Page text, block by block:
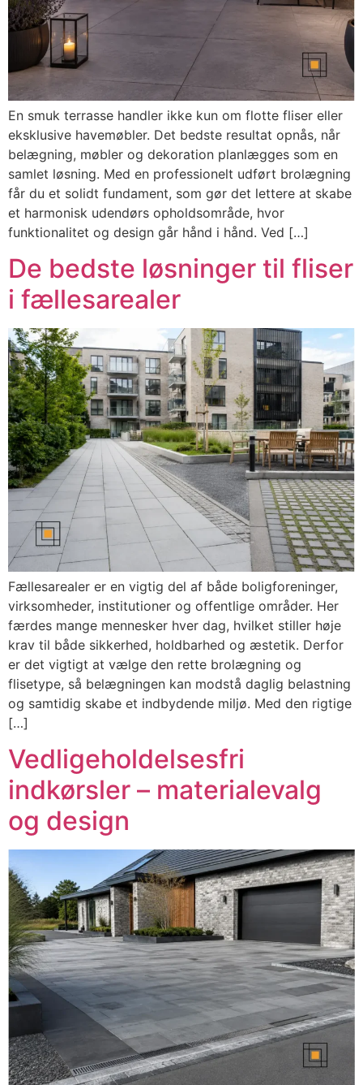
En smuk terrasse handler ikke kun om flotte fliser eller
eksklusive havemøbler. Det bedste resultat opnås, når
belægning, møbler og dekoration planlægges som en
samlet løsning. Med en professionelt udført brolægning
får du et solidt fundament, som gør det lettere at skabe
et harmonisk udendørs opholdsområde, hvor
funktionalitet og design går hånd i hånd. Ved […]
De bedste løsninger til fliser
i fællesarealer
Fællesarealer er en vigtig del af både boligforeninger,
virksomheder, institutioner og offentlige områder. Her
færdes mange mennesker hver dag, hvilket stiller høje
krav til både sikkerhed, holdbarhed og æstetik. Derfor
er det vigtigt at vælge den rette brolægning og
flisetype, så belægningen kan modstå daglig belastning
og samtidig skabe et indbydende miljø. Med den rigtige
[…]
Vedligeholdelsesfri
indkørsler – materialevalg
og design